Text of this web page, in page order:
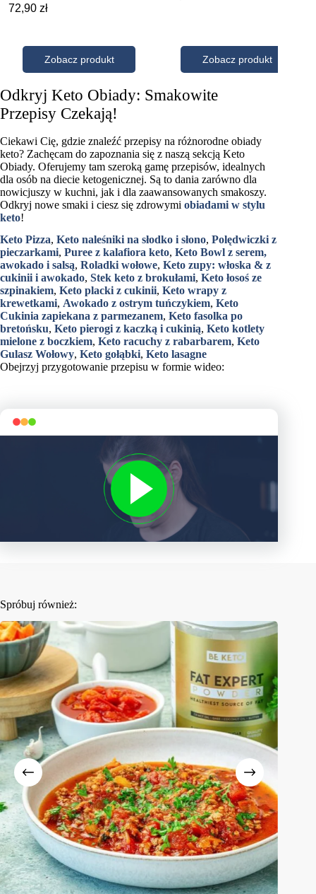
Odkryj Keto Obiady: Smakowite
Przepisy Czekają!
Ciekawi Cię, gdzie znaleźć przepisy na różnorodne obiady
keto? Zachęcam do zapoznania się z naszą sekcją Keto
Obiady. Oferujemy tam szeroką gamę przepisów, idealnych
dla osób na diecie ketogenicznej. Są to dania zarówno dla
nowicjuszy w kuchni, jak i dla zaawansowanych smakoszy.
Odkryj nowe smaki i ciesz się zdrowymi obiadami w stylu
keto!
Keto Pizza, Keto naleśniki na słodko i słono, Polędwiczki z
pieczarkami, Puree z kalafiora keto, Keto Bowl z serem,
awokado i salsą, Roladki wołowe, Keto zupy: włoska & z
cukinii i awokado, Stek keto z brokułami, Keto łosoś ze
szpinakiem, Keto placki z cukinii, Keto wrapy z
krewetkami, Awokado z ostrym tuńczykiem, Keto
Cukinia zapiekana z parmezanem, Keto fasolka po
bretońsku, Keto pierogi z kaczką i cukinią, Keto kotlety
mielone z boczkiem, Keto racuchy z rabarbarem, Keto
Gulasz Wołowy, Keto gołąbki, Keto lasagne
Obejrzyj przygotowanie przepisu w formie wideo:
Spróbuj również: